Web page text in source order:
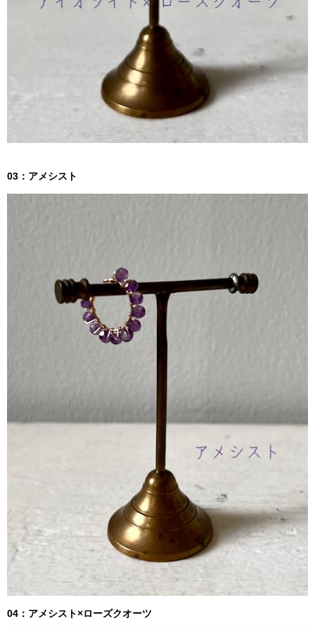
03：アメシスト
04：アメシスト×ローズクオーツ